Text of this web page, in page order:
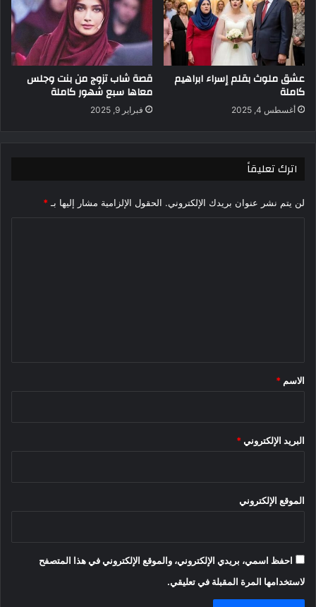
عشق ملوث بقلم إسراء ابراهيم
كاملة
أغسطس 4, 2025
قصة شاب تزوج من بنت وجلس
معاها سبع شهور كاملة
فبراير 9, 2025
اترك تعليقاً
لن يتم نشر عنوان بريدك الإلكتروني. الحقول الإلزامية مشار إليها بـ *
*
الاسم *
البريد الإلكتروني *
الموقع الإلكتروني
احفظ اسمي، بريدي الإلكتروني، والموقع الإلكتروني في هذا المتصفح
لاستخدامها المرة المقبلة في تعليقي.